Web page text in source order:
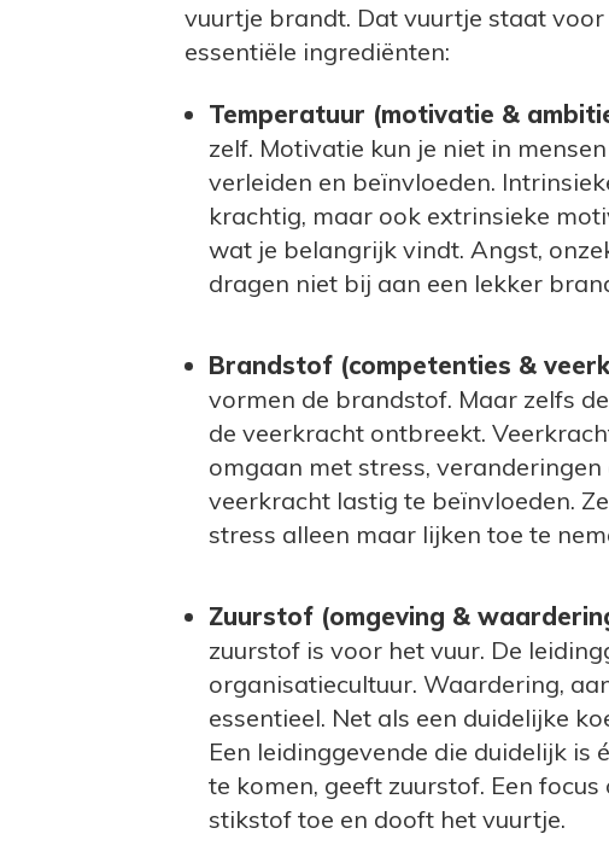
vuurtje brandt. Dat vuurtje staat
essentiële ingrediënten:
Temperatuur (motivatie &
zelf. Motivatie kun je niet in
verleiden en beïnvloeden.
krachtig, maar ook extrinsieke
wat je belangrijk vindt. Angst,
dragen niet bij aan een lekker
Brandstof (competenties &
vormen de brandstof. Maar zelfs
de veerkracht ontbreekt.
omgaan met stress,
veerkracht lastig te beïnvloeden.
stress alleen maar lijken toe te
Zuurstof (omgeving &
zuurstof is voor het vuur. De
organisatiecultuur. Waardering,
essentieel. Net als een duidelijke
Een leidinggevende die duidelijk is
te komen, geeft zuurstof. Een
stikstof toe en dooft het vuurtje.